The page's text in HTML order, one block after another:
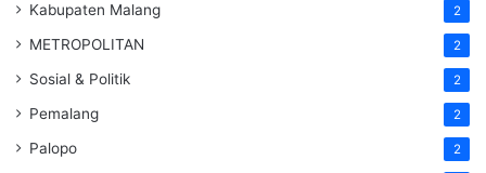
Kabupaten Malang 2
METROPOLITAN 2
Sosial & Politik 2
Pemalang 2
Palopo 2